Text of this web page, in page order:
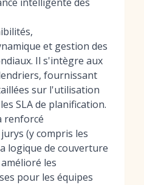
et gestion des
Il s'intègre aux
fournissant
sur l'utilisation
SLA de planification.
renforcé
(y compris les
logique de couverture
les
pour les équipes